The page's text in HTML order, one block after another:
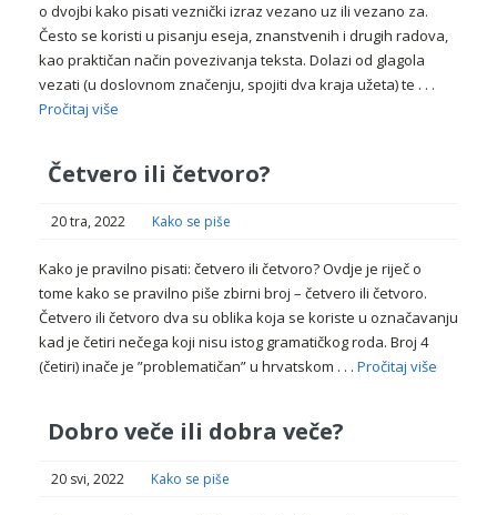
o dvojbi kako pisati veznički izraz vezano uz ili vezano za.
Često se koristi u pisanju eseja, znanstvenih i drugih radova,
kao praktičan način povezivanja teksta. Dolazi od glagola
vezati (u doslovnom značenju, spojiti dva kraja užeta) te . . .
Pročitaj više
Četvero ili četvoro?
20 tra, 2022 Kako se piše
Kako je pravilno pisati: četvero ili četvoro? Ovdje je riječ o
tome kako se pravilno piše zbirni broj – četvero ili četvoro.
Četvero ili četvoro dva su oblika koja se koriste u označavanju
kad je četiri nečega koji nisu istog gramatičkog roda. Broj 4
(četiri) inače je ”problematičan” u hrvatskom . . . Pročitaj više
Dobro veče ili dobra veče?
20 svi, 2022 Kako se piše